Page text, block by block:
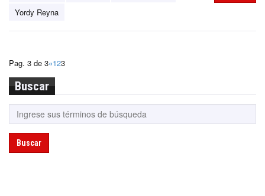
Yordy Reyna
Pag. 3 de 3«123
Buscar
Buscar